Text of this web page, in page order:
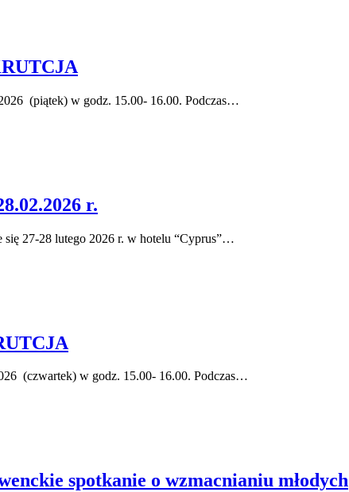
(piątek) w godz. 15.00- 16.00. Podczas…
r.
się 27-28 lutego 2026 r. w hotelu “Cyprus”…
(czwartek) w godz. 15.00- 16.00. Podczas…
spotkanie o wzmacnianiu młodych